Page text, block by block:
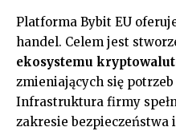
Platforma Bybit EU
handel. Celem jest
ekosystemu
zmieniających się
Infrastruktura firmy
zakresie